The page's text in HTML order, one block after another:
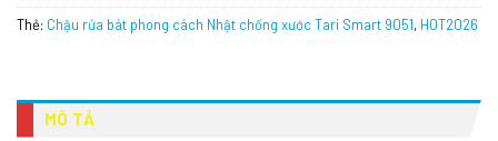
Thẻ: Chậu rửa bát phong cách Nhật chống xước Tari Smart 9051, HOT2026
MÔ TẢ